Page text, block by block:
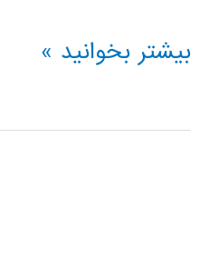
نحوه
نويسي
بیشتر بخوانید »